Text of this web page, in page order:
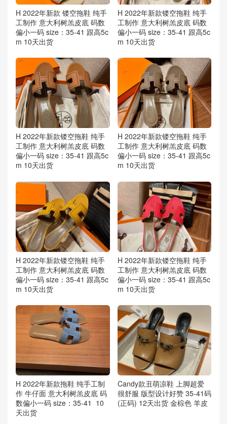
H 2022年新款 镂空拖鞋 纯手
工制作 意大利树羔皮底 码数
偏小一码 size：35-41 跟高5c
m 10天出货
H 2022年新款镂空拖鞋 纯手
工制作 意大利树羔皮底 码数
偏小一码 size：35-41 跟高5c
m 10天出货
H 2022年新款镂空拖鞋 纯手
工制作 意大利树羔皮底 码数
偏小一码 size：35-41 跟高5c
m 10天出货
H 2022年新款镂空拖鞋 纯手
工制作 意大利树羔皮底 码数
偏小一码 size：35-41 跟高5c
m 10天出货
H 2022年新款镂空拖鞋 纯手
工制作 意大利树羔皮底 码数
偏小一码 size：35-41 跟高5c
m 10天出货
H 2022年新款镂空拖鞋 纯手
工制作 意大利树羔皮底 码数
偏小一码 size：35-41 跟高5c
m 10天出货
H 2022年新款拖鞋 纯手工制
作 牛仔面 意大利树羔皮底 码
数偏小一码 size：35-41 10
天出货
Candy款丑萌凉鞋 上脚超爱
很舒服 版型设计好赞 35-41码
(正码) 12天出货 金棕色 羊皮